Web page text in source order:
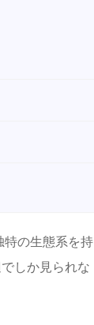
特の生態系を持
しか見られな